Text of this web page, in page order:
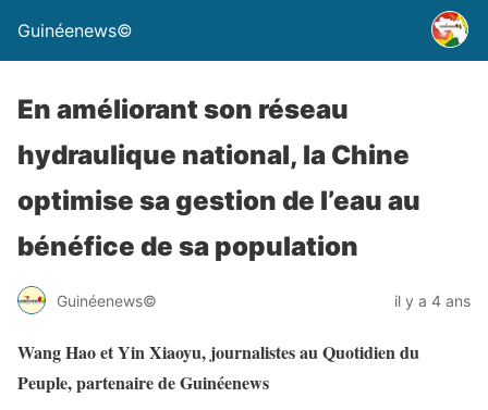
Guinéenews©
En améliorant son réseau
hydraulique national, la Chine
optimise sa gestion de l’eau au
bénéfice de sa population
Guinéenews© il y a 4 ans
Wang Hao et Yin Xiaoyu, journalistes au Quotidien du
Peuple, partenaire de Guinéenews